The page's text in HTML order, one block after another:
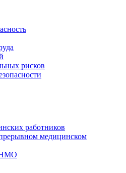
рисков
работников
медицинском
НМО